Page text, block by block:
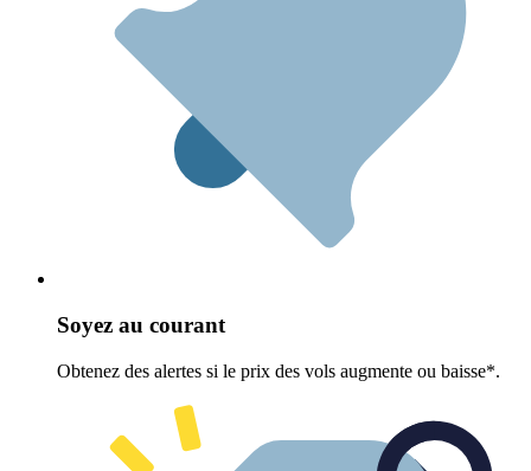
Soyez au courant
Obtenez des alertes si le prix des vols augmente ou baisse*.